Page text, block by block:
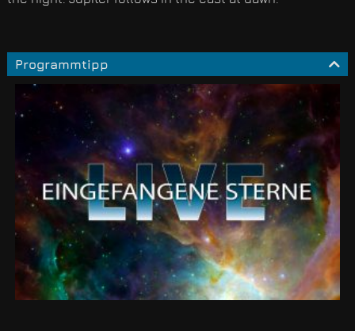
Programmtipp